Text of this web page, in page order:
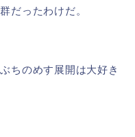
だったわけだ。
ちのめす展開は大好き